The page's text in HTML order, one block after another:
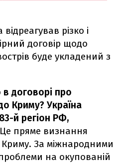
різко і
договір щодо
буде укладений з
договорі про
Криму? Україна
й регіон РФ,
Це пряме визнання
Криму. За міжнародними
на окупованій